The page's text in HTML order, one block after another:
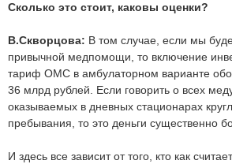
Сколько это стоит, каковы оценки?
В.Скворцова: В том случае, если мы
привычной медпомощи, то включение
тариф ОМС в амбулаторном варианте
36 млрд рублей. Если говорить о всех
оказываемых в дневных стационарах
пребывания, то это деньги существенно
И здесь все зависит от того, кто как